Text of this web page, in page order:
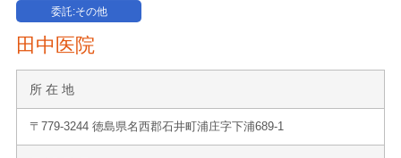
委託:その他
田中医院
所 在 地
〒779-3244 徳島県名西郡石井町浦庄字下浦689-1